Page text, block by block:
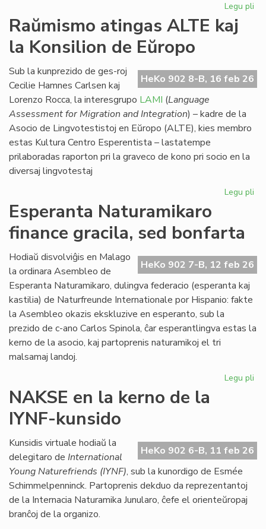
Legu pli
Raŭmismo atingas ALTE kaj
la Konsilion de Eŭropo
HeKo 902 8-B, 16 feb 26
Sub la kunprezido de ges-roj
Cecilie Hamnes Carlsen kaj
Lorenzo Rocca, la interesgrupo LAMI (Language
Assessment for Migration and Integration) – kadre de la
Asocio de Lingvotestistoj en Eŭropo (ALTE), kies membro
estas Kultura Centro Esperentista – lastatempe
prilaboradas raporton pri la graveco de kono pri socio en la
diversaj lingvotestaj
Legu pli
la
Esperanta Naturamikaro
finance gracila, sed bonfarta
HeKo 902 7-B, 12 feb 26
Hodiaŭ disvolviĝis en Malago
la ordinara Asembleo de
Esperanta Naturamikaro, dulingva federacio (esperanta kaj
kastilia) de Naturfreunde Internationale por Hispanio: fakte
la Asembleo okazis ekskluzive en esperanto, sub la
prezido de c-ano Carlos Spinola, ĉar esperantlingva estas la
kerno de la asocio, kaj partoprenis naturamikoj el tri
malsamaj landoj.
Legu pli
NAKSE en la kerno de la
IYNF-kunsido
HeKo 902 6-B, 11 feb 26
Kunsidis virtuale hodiaŭ la
delegitaro de International
Young Naturefriends (IYNF), sub la kunordigo de Esmée
Schimmelpenninck. Partoprenis dekduo da reprezentantoj
de la Internacia Naturamika Junularo, ĉefe el orienteŭropaj
branĉoj de la organizo.